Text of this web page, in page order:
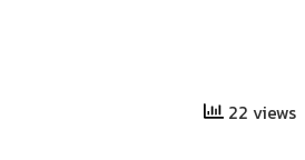
22 views